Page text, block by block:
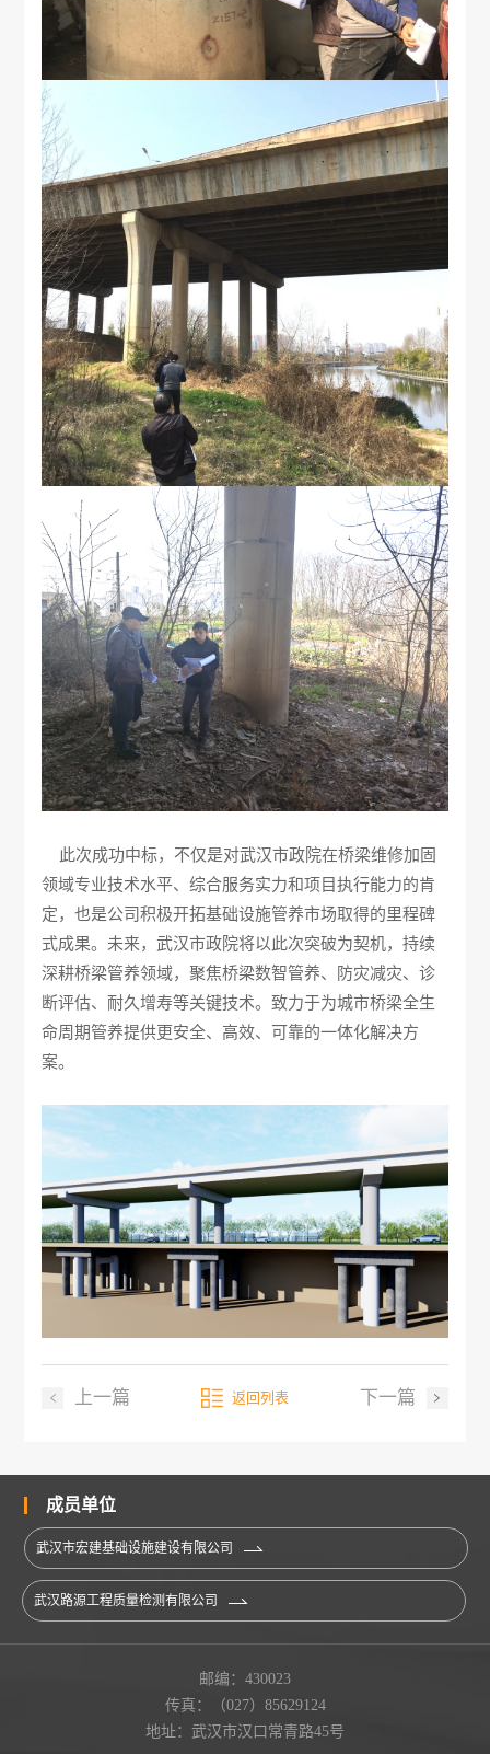
此次成功中标，不仅是对武汉市政院在桥梁维修加固
领域专业技术水平、综合服务实力和项目执行能力的肯
定，也是公司积极开拓基础设施管养市场取得的里程碑
式成果。未来，武汉市政院将以此次突破为契机，持续
深耕桥梁管养领域，聚焦桥梁数智管养、防灾减灾、诊
断评估、耐久增寿等关键技术。致力于为城市桥梁全生
命周期管养提供更安全、高效、可靠的一体化解决方
案。
上一篇 返回列表 下一篇
成员单位
武汉市宏建基础设施建设有限公司
武汉路源工程质量检测有限公司
邮编：430023
传真：（027）85629124
地址：武汉市汉口常青路45号